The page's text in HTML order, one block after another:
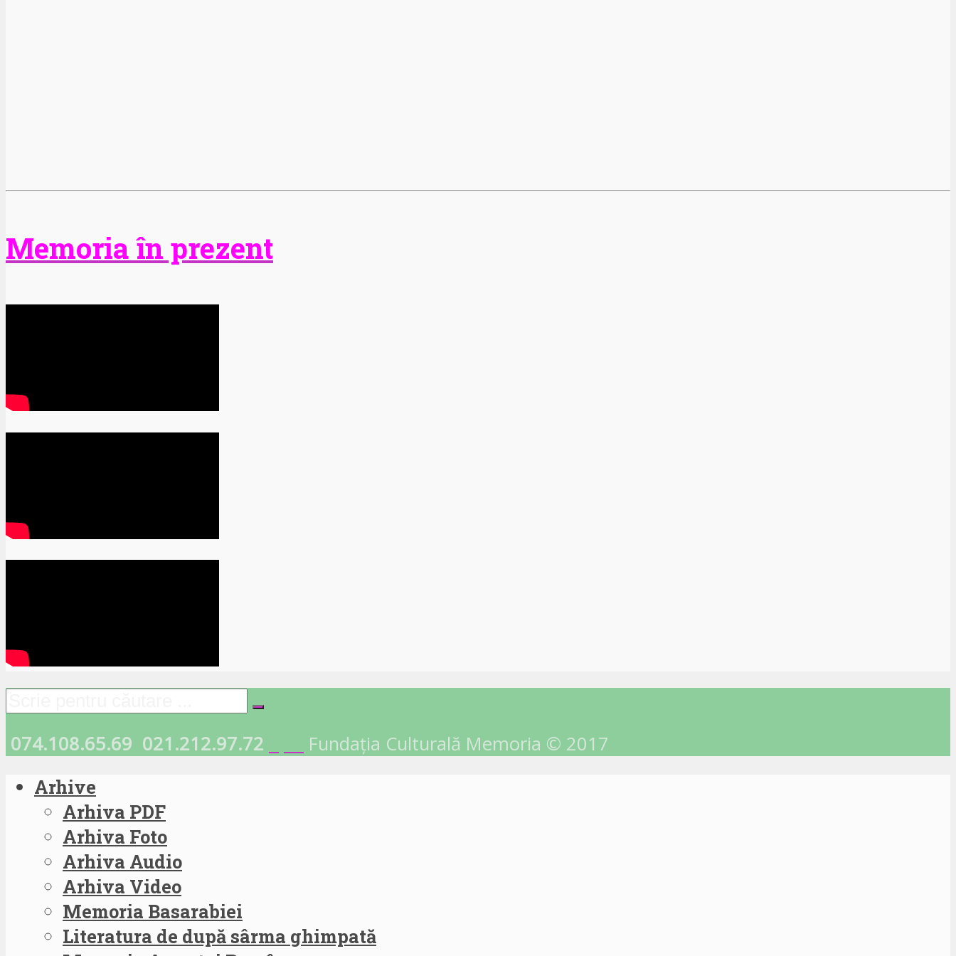
Memoria în prezent
074.108.65.69 021.212.97.72 Fundația Culturală Memoria © 2017
Arhive
Arhiva PDF
Arhiva Foto
Arhiva Audio
Arhiva Video
Memoria Basarabiei
Literatura de după sârma ghimpată